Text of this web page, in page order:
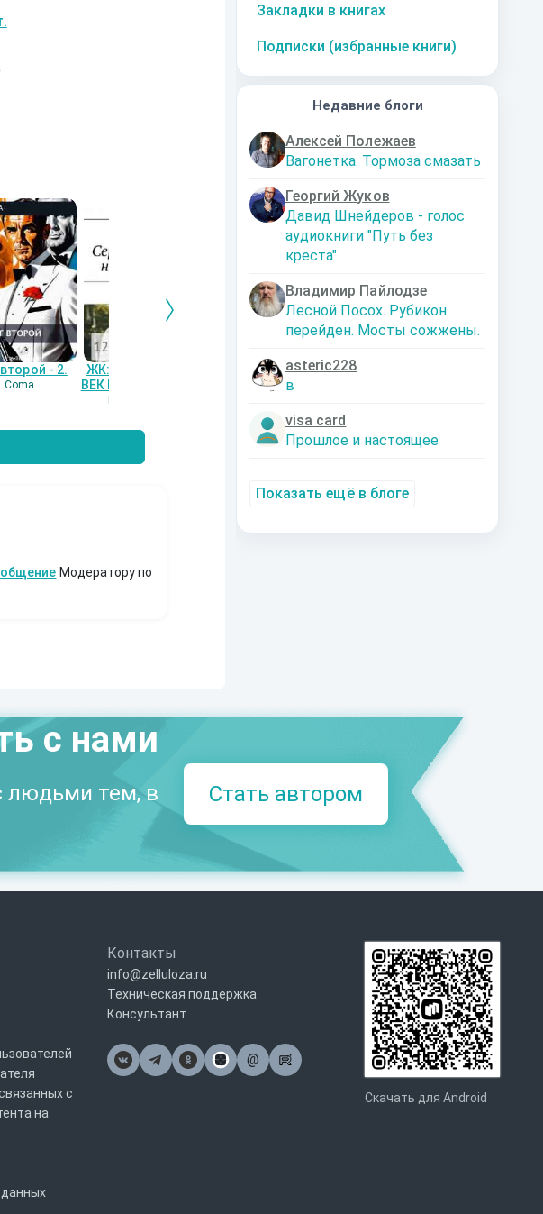
Закладки в книгах
Подписки (избранные книги)
Недавние блоги
Алексей Полежаев
Вагонетка. Тормоза смазать
Георгий Жуков
Давид Шнейдеров - голос
аудиокниги "Путь без
креста"
Владимир Пайлодзе
Лесной Посох. Рубикон
перейден. Мосты сожжены.
asteric228
в
visa card
Прошлое и настоящее
Показать ещё в блоге
- 2.
Coma
ЖК: СЕРЕБРЯНЫЙ
ВЕК НАШЕЙ ЛЮБВИ
Гость-121359
Дальняя
экспедиция
Александрович
Кто я? Или как
Модератору по
с нами
людьми тем, в
Стать автором
с
на
Контакты
info@zelluloza.ru
Техническая поддержка
Консультант
@Почта
Скачать для Android